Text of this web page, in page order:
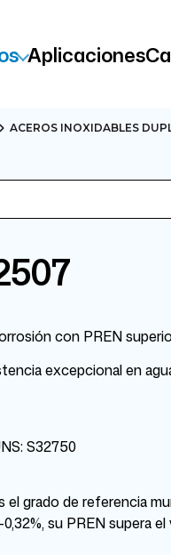
Aplicaciones
ACEROS INOXIDABLES
con PREN
excepcional en
S32750
grado de referencia
su PREN supera